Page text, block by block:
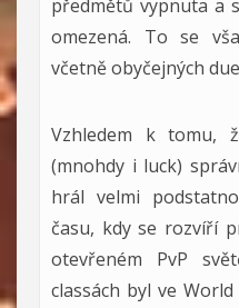
předmětů vypnuta a
omezená. To se
včetně obyčejných
Vzhledem k tomu,
(mnohdy i luck)
hrál velmi
času, kdy se rozvíří
otevřeném PvP
classách byl ve